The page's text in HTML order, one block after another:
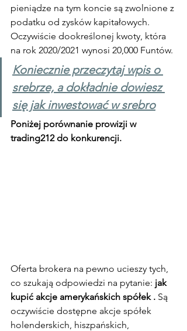
pieniądze na tym koncie są zwolnione z
podatku od zysków kapitałowych.
Oczywiście dookreślonej kwoty, która
na rok 2020/2021 wynosi 20,000 Funtów.
Koniecznie przeczytaj wpis o
srebrze, a dokładnie dowiesz
się jak inwestować w srebro
Poniżej porównanie prowizji w
trading212 do konkurencji.
Oferta brokera na pewno ucieszy tych,
co szukają odpowiedzi na pytanie: jak
kupić akcje amerykańskich spółek . Są
oczywiście dostępne akcje spółek
holenderskich, hiszpańskich,